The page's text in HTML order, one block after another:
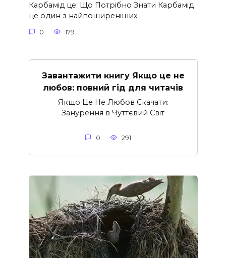
Карбамід це: Що Потрібно Знати Карбамід
це один з найпоширеніших
0 179
Завантажити книгу Якщо це не
любов: повний гід для читачів
Якщо Це Не Любов Скачати:
Занурення в Чуттєвий Світ
0 291